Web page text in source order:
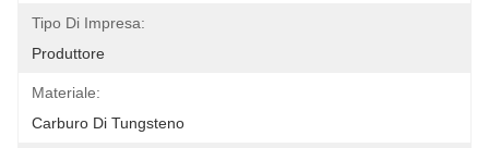
Tipo Di Impresa:
Produttore
Materiale:
Carburo Di Tungsteno